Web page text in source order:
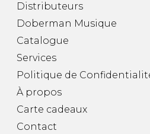
Distributeurs
Doberman Musique
Catalogue
Services
Politique de
À propos
Carte cadeaux
Contact